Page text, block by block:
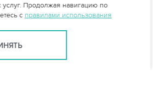
услуг. Продолжая навигацию по
с правилами использования